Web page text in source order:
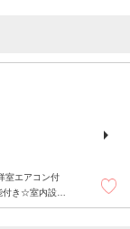
室エアコン付
付き☆室内設備